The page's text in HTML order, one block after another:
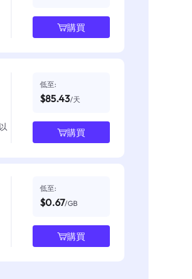
購買
低至:
$85.43/天
購買
低至:
$0.67/GB
購買